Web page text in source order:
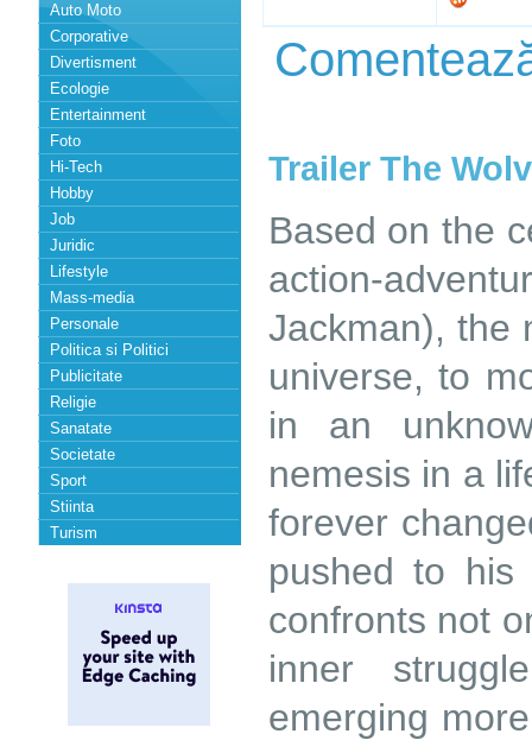
Auto Moto
Corporative
Divertisment
Ecologie
Entertainment
Foto
Hi-Tech
Hobby
Job
Juridic
Lifestyle
Mass-media
Personale
Politica si Politici
Publicitate
Religie
Sanatate
Societate
Sport
Stiinta
Turism
Trailer The
Based on the
action-
Jackman), the
universe, to
in an
nemesis in a
forever
pushed to his
confronts not
inner
emerging